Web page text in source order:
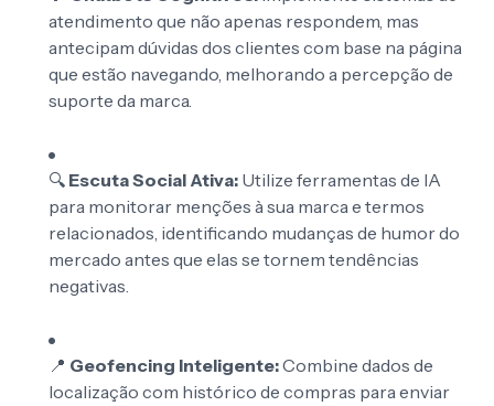
atendimento que não apenas respondem, mas
antecipam dúvidas dos clientes com base na página
que estão navegando, melhorando a percepção de
suporte da marca.
🔍 Escuta Social Ativa: Utilize ferramentas de IA
para monitorar menções à sua marca e termos
relacionados, identificando mudanças de humor do
mercado antes que elas se tornem tendências
negativas.
📍 Geofencing Inteligente:Combine dados de
localização com histórico de compras para enviar